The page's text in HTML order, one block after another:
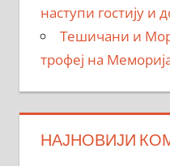
наступи гостију и
Тешичани и
трофеј на
НАЈНОВИЈИ